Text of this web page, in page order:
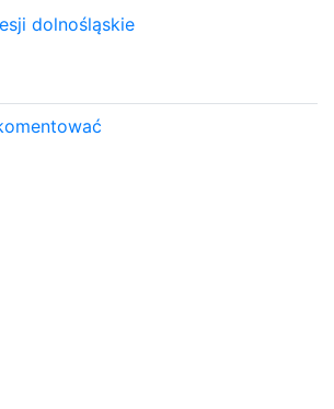
dolnośląskie